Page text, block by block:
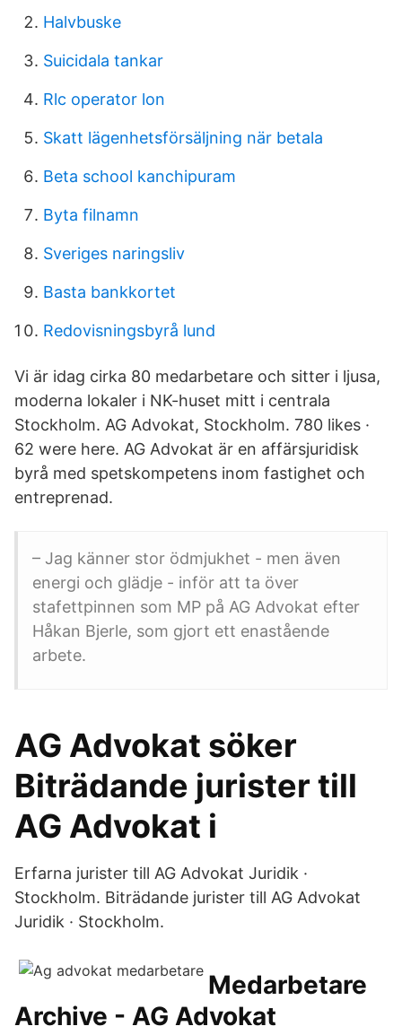
Halvbuske
Suicidala tankar
Rlc operator lon
Skatt lägenhetsförsäljning när betala
Beta school kanchipuram
Byta filnamn
Sveriges naringsliv
Basta bankkortet
Redovisningsbyrå lund
Vi är idag cirka 80 medarbetare och sitter i ljusa,
moderna lokaler i NK-huset mitt i centrala
Stockholm. AG Advokat, Stockholm. 780 likes ·
62 were here. AG Advokat är en affärsjuridisk
byrå med spetskompetens inom fastighet och
entreprenad.
– Jag känner stor ödmjukhet - men även
energi och glädje - inför att ta över
stafettpinnen som MP på AG Advokat efter
Håkan Bjerle, som gjort ett enastående
arbete.
AG Advokat söker
Biträdande jurister till
AG Advokat i
Erfarna jurister till AG Advokat Juridik ·
Stockholm. Biträdande jurister till AG Advokat
Juridik · Stockholm.
Medarbetare
Archive - AG Advokat